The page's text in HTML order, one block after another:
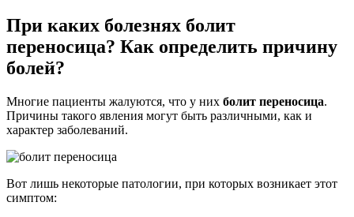
При каких болезнях болит
переносица? Как определить причину
болей?
Многие пациенты жалуются, что у них болит переносица.
Причины такого явления могут быть различными, как и
характер заболеваний.
Вот лишь некоторые патологии, при которых возникает этот
симптом: